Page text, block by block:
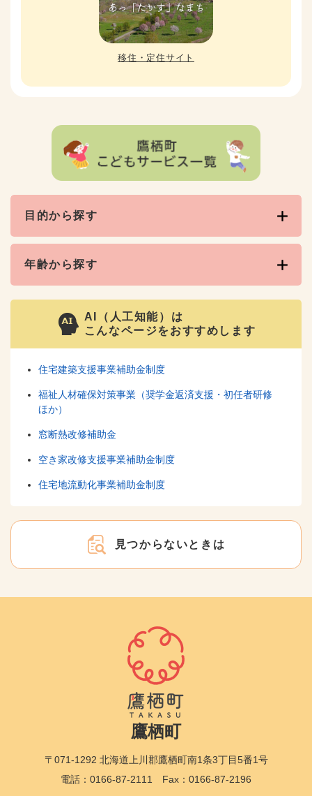
移住・定住サイト
目的から探す
年齢から探す
AI（人工知能）は
こんなページをおすすめします
住宅建築支援事業補助金制度
福祉人材確保対策事業（奨学金返済支援・初任者研修
ほか）
窓断熱改修補助金
空き家改修支援事業補助金制度
住宅地流動化事業補助金制度
見つからないときは
鷹栖町
〒071-1292 北海道上川郡鷹栖町南1条3丁目5番1号
電話：0166-87-2111 Fax：0166-87-2196